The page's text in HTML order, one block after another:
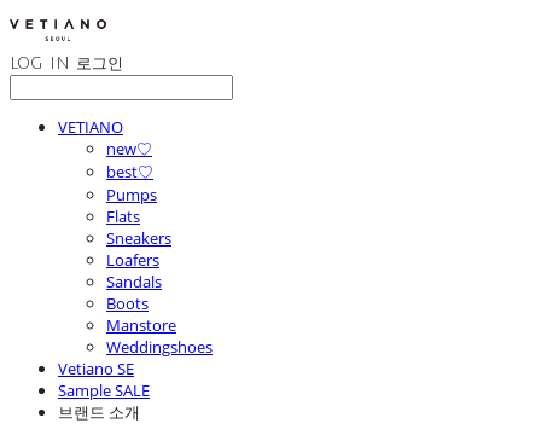
LOG IN 로그인
VETIANO
new♡
best♡
Pumps
Flats
Sneakers
Loafers
Sandals
Boots
Manstore
Weddingshoes
Vetiano SE
Sample SALE
브랜드 소개